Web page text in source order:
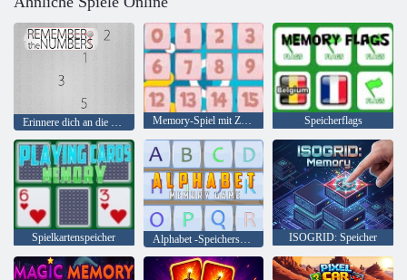
Erinnere dich an die Zahlen Memory-Spiel mit Zahlen Speicherflags
Spielkartenspeicher Alphabet -Speicherspiel ISOGRID: Speicher